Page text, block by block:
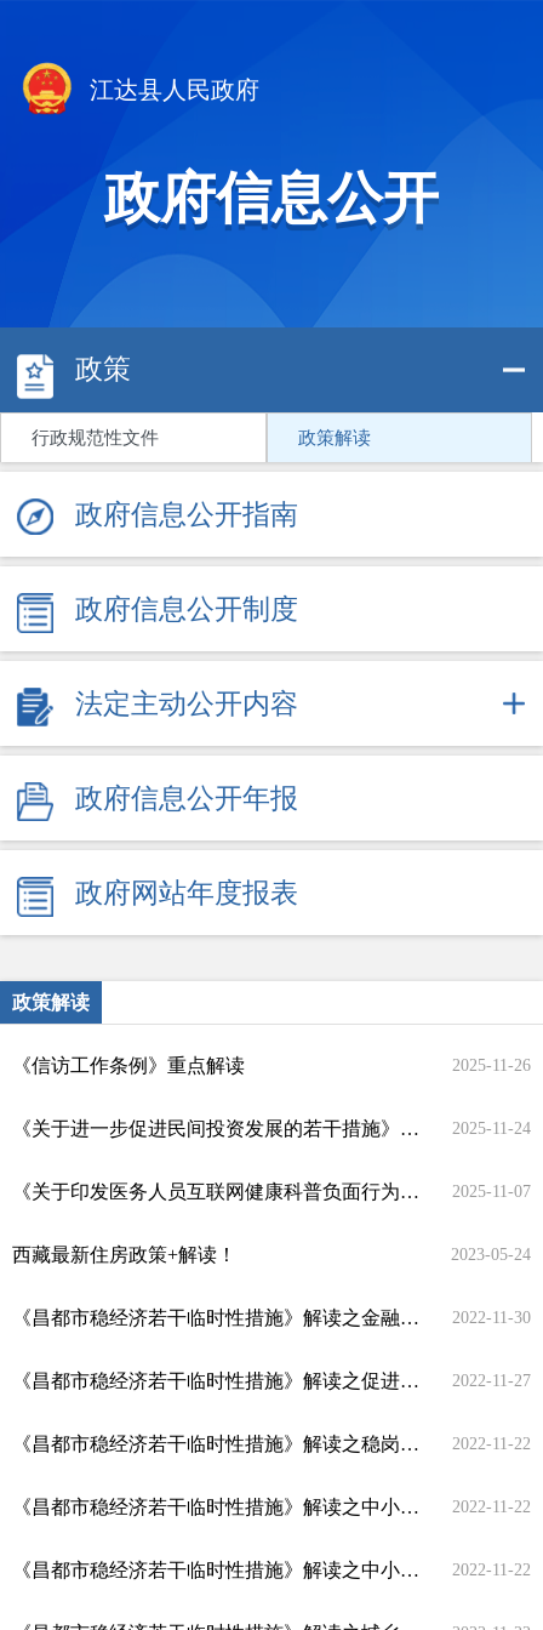
江达县人民政府
政府信息公开
政策
行政规范性文件 政策解读
政府信息公开指南
政府信息公开制度
法定主动公开内容
政府信息公开年报
政府网站年度报表
政策解读
《信访工作条例》重点解读 2025-11-26
《关于进一步促进民间投资发展的若干措施》解读 2025-11-24
《关于印发医务人员互联网健康科普负面行为清单（试行）的通知》政策解读 2025-11-07
西藏最新住房政策+解读！ 2023-05-24
《昌都市稳经济若干临时性措施》解读之金融帮扶政策 2022-11-30
《昌都市稳经济若干临时性措施》解读之促进消费帮扶政策 2022-11-27
《昌都市稳经济若干临时性措施》解读之稳岗就业帮扶政策 2022-11-22
《昌都市稳经济若干临时性措施》解读之中小微企业、个体工商户帮扶政策（下） 2022-11-22
《昌都市稳经济若干临时性措施》解读之中小微企业、个体工商户帮扶政策（上） 2022-11-22